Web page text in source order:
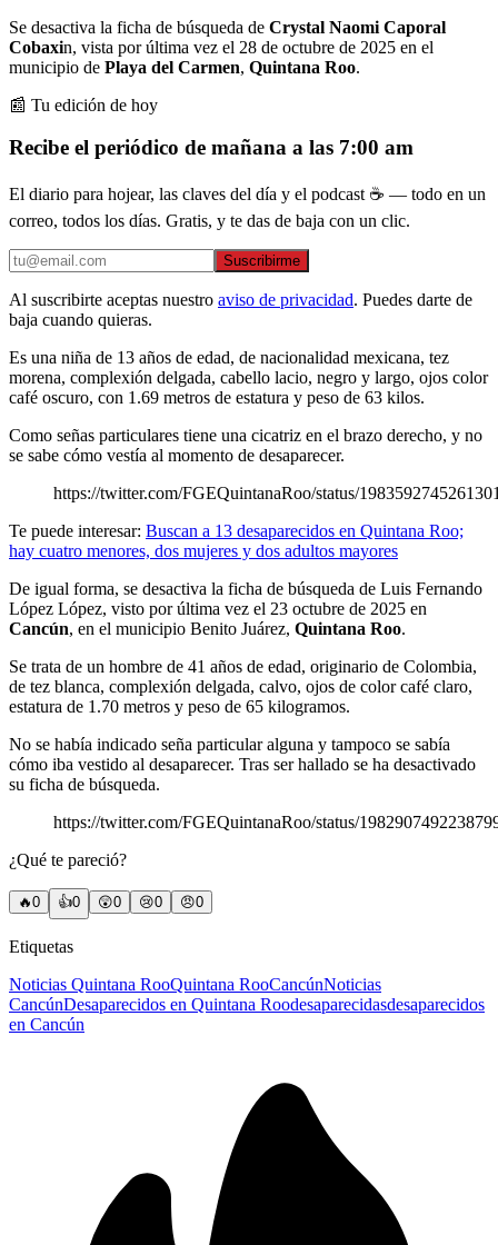
Se desactiva la ficha de búsqueda de Crystal Naomi Caporal
Cobaxin, vista por última vez el 28 de octubre de 2025 en el
municipio de Playa del Carmen, Quintana Roo.
📰 Tu edición de hoy
Recibe el periódico de mañana a las 7:00 am
El diario para hojear, las claves del día y el podcast ☕ — todo en un
correo, todos los días. Gratis, y te das de baja con un clic.
Suscribirme
Al suscribirte aceptas nuestro aviso de privacidad. Puedes darte de
baja cuando quieras.
Es una niña de 13 años de edad, de nacionalidad mexicana, tez
morena, complexión delgada, cabello lacio, negro y largo, ojos color
café oscuro, con 1.69 metros de estatura y peso de 63 kilos.
Como señas particulares tiene una cicatriz en el brazo derecho, y no
se sabe cómo vestía al momento de desaparecer.
https://twitter.com/FGEQuintanaRoo/status/
Te puede interesar: Buscan a 13 desaparecidos en Quintana Roo;
hay cuatro menores, dos mujeres y dos adultos mayores
De igual forma, se desactiva la ficha de búsqueda de Luis Fernando
López López, visto por última vez el 23 octubre de 2025 en
Cancún, en el municipio Benito Juárez, Quintana Roo.
Se trata de un hombre de 41 años de edad, originario de Colombia,
de tez blanca, complexión delgada, calvo, ojos de color café claro,
estatura de 1.70 metros y peso de 65 kilogramos.
No se había indicado seña particular alguna y tampoco se sabía
cómo iba vestido al desaparecer. Tras ser hallado se ha desactivado
su ficha de búsqueda.
https://twitter.com/FGEQuintanaRoo/status/
¿Qué te pareció?
🔥0 👍0 😲0 😢0 😠0
Etiquetas
Noticias Quintana RooQuintana RooCancúnNoticias
CancúnDesaparecidos en Quintana Roodesaparecidasdesaparecidos
en Cancún